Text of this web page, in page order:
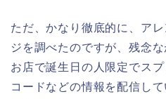
ただ、かなり徹底的に、ア
ジを調べたのですが、残念
お店で誕生日の人限定でス
コードなどの情報を配信し